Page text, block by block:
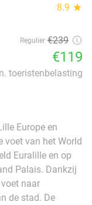
8.9 star
Regulier €239
€119
toeristenbelasting
Europe en
voet van het World
Euralille en op
Palais. Dankzij
naar
de stad. De